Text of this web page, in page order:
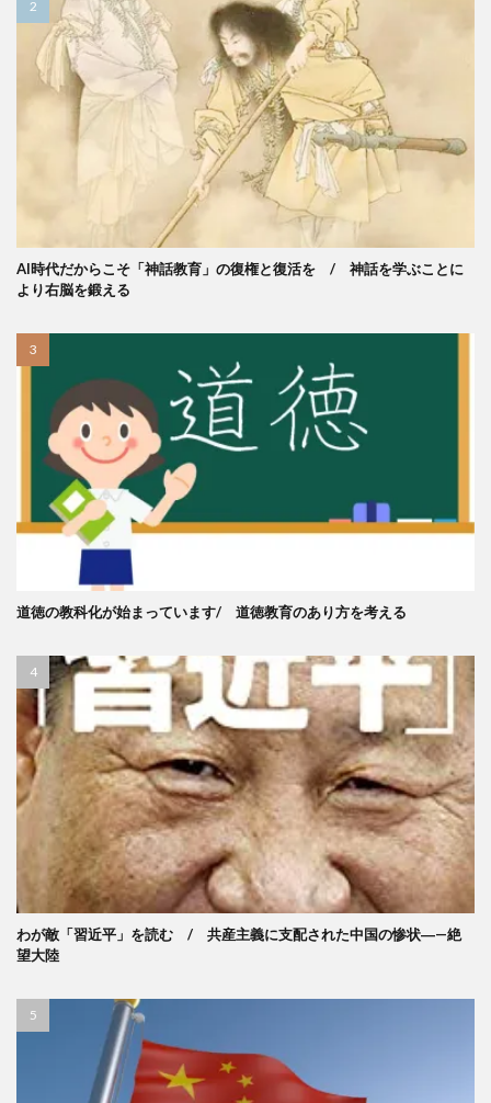
AI時代だからこそ「神話教育」の復権と復活を / 神話を学ぶことに
より右脳を鍛える
道徳の教科化が始まっています/ 道徳教育のあり方を考える
わが敵「習近平」を読む / 共産主義に支配された中国の惨状―—絶
望大陸